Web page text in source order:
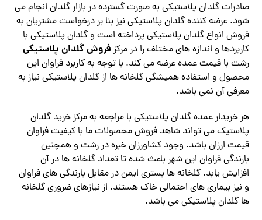
صادرات گلدان پلاستیکی به صورت گسترده در بازار گلدان انجام می
شود. عرضه کننده گلدان پلاستیکی نیز بنا بر درخواست مشتریان به
فروش انواع گلدان پلاستیکی پرداخته است و گلدان پلاستیکی با
کاربردها و اندازه های مختلف را در مرکز فروش گلدان پلاستیکی
رشت با قیمت عمده عرضه می کند. با توجه به کاربرد فراوان این
محصول و استفاده همیشگی گلخانه ها از گلدان پلاستیکی نیاز به
معرفی آن نمی باشد.
هر خریدار عمده گلدان پلاستیکی با مراجعه به مرکز خرید گلدان
پلاستیک می تواند شاهد فروش محصولات ما با کیفیت فراوان
قیمت ارزان باشد. وجود کشاورزان خبره در رشت و همچنین
بارندگی فراوان این شهر باعث شده تا تعداد گلخانه ها در آن
افزایش یابد. گلخانه ها بستری ایمن در مقابل بارندگی های فراوان
و نیز بیماری های احتمالی خاک هستند. از نیازهای ضروری گلخانه
ها گلدان پلاستیکی می باشد.